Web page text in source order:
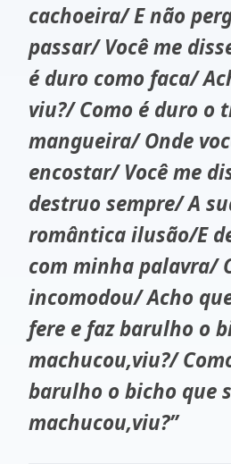
cachoeira/ E não
passar/ Você me
é duro como faca/
viu?/ Como é duro o
mangueira/ Onde
encostar/ Você me
destruo sempre/ A
romântica ilusão/E
com minha palavra/
incomodou/ Acho
fere e faz barulho o
machucou,viu?/
barulho o bicho que
machucou,viu?”